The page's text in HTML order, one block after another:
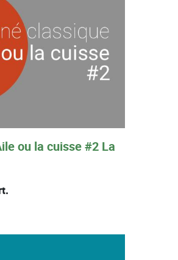
ou la cuisse #2 La